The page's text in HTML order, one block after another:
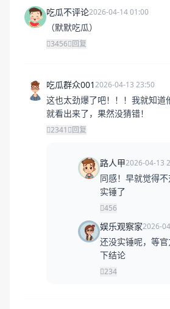
吃瓜不评论2026-04-14 01:00
（默默吃瓜）
3456 回复
吃瓜群众0012026-04-13 23:50
这也太劲爆了吧！！！我就知道
就看出来了，果然没猜错！
2341 回复
路人甲2026-04-13
同感！早就觉得
实锤了
456
娱乐观察家2026-
还没实锤呢，等
下结论
234